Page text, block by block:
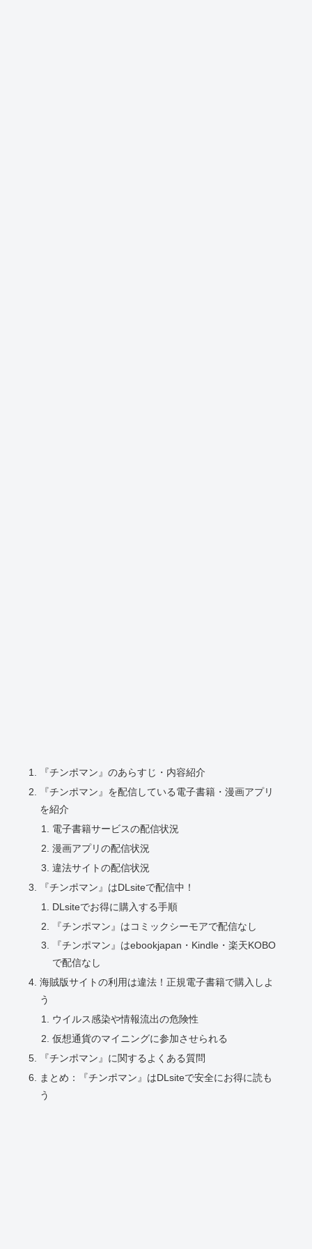
『チンポマン』のあらすじ・内容紹介
『チンポマン』を配信している電子書籍・漫画アプリ
を紹介
電子書籍サービスの配信状況
漫画アプリの配信状況
違法サイトの配信状況
『チンポマン』はDLsiteで配信中！
DLsiteでお得に購入する手順
『チンポマン』はコミックシーモアで配信なし
『チンポマン』はebookjapan・Kindle・楽天KOBO
で配信なし
海賊版サイトの利用は違法！正規電子書籍で購入しよ
う
ウイルス感染や情報流出の危険性
仮想通貨のマイニングに参加させられる
『チンポマン』に関するよくある質問
まとめ：『チンポマン』はDLsiteで安全にお得に読も
う